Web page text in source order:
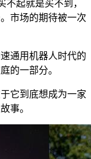
起就是买不到，
市场的期待被一次
通用机器人时代的
的一部分。
它到底想成为一家
事。